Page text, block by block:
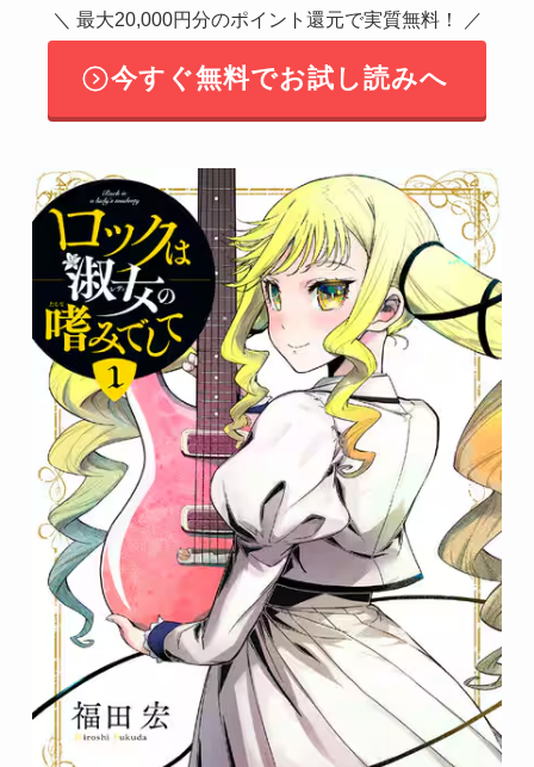
＼ 最大20,000円分のポイント還元で実質無料！ ／
今すぐ無料でお試し読みへ